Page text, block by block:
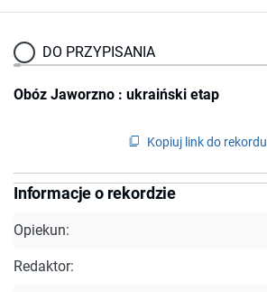
DO PRZYPISANIA
Obóz Jaworzno : ukraiński etap
Kopiuj link do rekordu
Informacje o rekordzie
Opiekun:
Redaktor: